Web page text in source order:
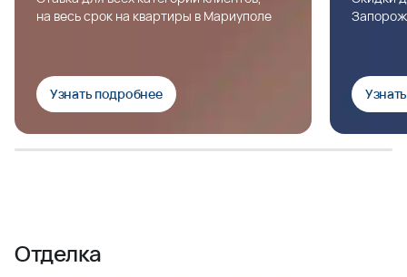
на весь срок на квартиры в Мариуполе
Узнать подробнее
Отделка